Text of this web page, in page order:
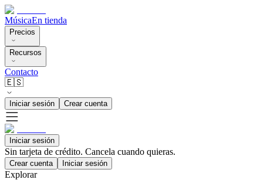
MúsicaEn tienda
Precios
Recursos
Contacto
🇪🇸
Iniciar sesión Crear cuenta
Iniciar sesión
Sin tarjeta de crédito. Cancela cuando quieras.
Crear cuenta Iniciar sesión
Explorar